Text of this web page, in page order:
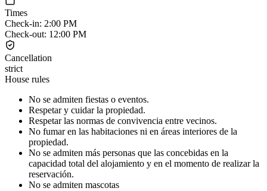
Times
Check-in: 2:00 PM
Check-out: 12:00 PM
Cancellation
strict
House rules
No se admiten fiestas o eventos.
Respetar y cuidar la propiedad.
Respetar las normas de convivencia entre vecinos.
No fumar en las habitaciones ni en áreas interiores de la
propiedad.
No se admiten más personas que las concebidas en la
capacidad total del alojamiento y en el momento de realizar la
reservación.
No se admiten mascotas